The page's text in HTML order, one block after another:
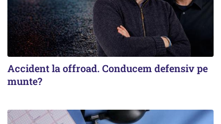
Accident la offroad. Conducem defensiv pe
munte?